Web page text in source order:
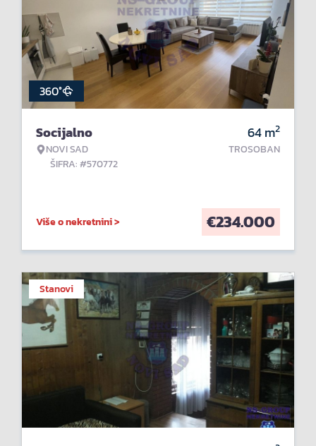
360°
Socijalno
NOVI SAD
ŠIFRA: #570772
64m2
TROSOBAN
Više o nekretnini > €234.000
Stanovi